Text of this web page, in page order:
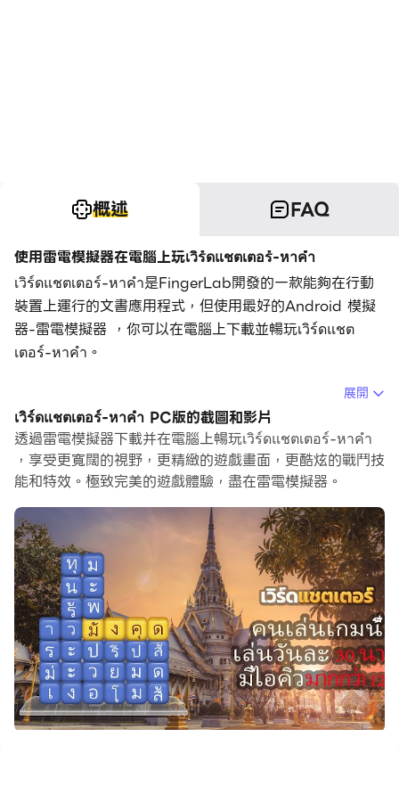
概述 FAQ
使用雷電模擬器在電腦上玩เวิร์ดแชตเตอร์-หาคำ
เวิร์ดแชตเตอร์-หาคำ是FingerLab開發的一款能夠在行動
裝置上運行的文書應用程式，但使用最好的Android 模擬
器-雷電模擬器 ，你可以在電腦上下載並暢玩เวิร์ดแชต
เตอร์-หาคำ。
在電腦上運行เวิร์ดแชตเตอร์-หาคำ，您可以在大螢幕上清
晰地瀏覽, 而用滑鼠和鍵盤操控應用程式比用觸摸屏鍵盤要
快得多，同時你將永遠不必擔心設備的電量問題。
通過多開和同步功能，你甚至可以在PC上運行多個應用程
而文件互傳功能讓分享圖像、影片和文件也變得非常容易。
下載เวิร์ดแชตเตอร์-หาคำ並在PC上運行。享受PC端的大
螢幕和高畫質畫質吧!
Vocabulary is the basis of learning English. You
can use Word Chat. to memorize and practice
spelling Cherry blossoms in full bloom style game
theme will make you feel more immersed in virtual
reality. If you are tired of pink cherry skin You can
展開
เวิร์ดแชตเตอร์-หาคำ PC版的截圖和影片
透過雷電模擬器下載并在電腦上暢玩เวิร์ดแชตเตอร์-หาคำ
，享受更寬闊的視野，更精緻的遊戲畫面，更酷炫的戰鬥技
能和特效。極致完美的遊戲體驗，盡在雷電模擬器。